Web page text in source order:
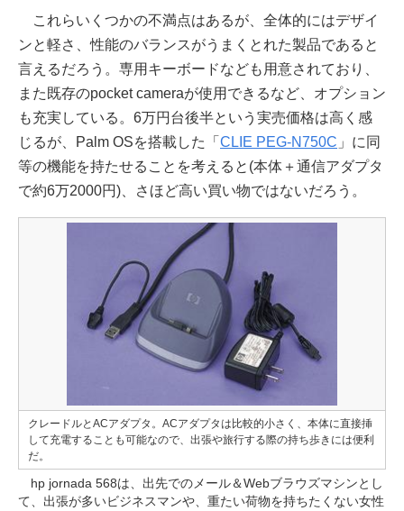
これらいくつかの不満点はあるが、全体的にはデザイ
ンと軽さ、性能のバランスがうまくとれた製品であると
言えるだろう。専用キーボードなども用意されており、
また既存のpocket cameraが使用できるなど、オプション
も充実している。6万円台後半という実売価格は高く感
じるが、Palm OSを搭載した「 CLIE PEG-N750C 」に同
等の機能を持たせることを考えると(本体＋通信アダプタ
で約6万2000円)、さほど高い買い物ではないだろう。
クレードルとACアダプタ。ACアダプタは比較的小さく、本体に直接挿
して充電することも可能なので、出張や旅行する際の持ち歩きには便利
だ。
hp jornada 568は、出先でのメール＆Webブラウズマシンとし
て、出張が多いビジネスマンや、重たい荷物を持ちたくない女性